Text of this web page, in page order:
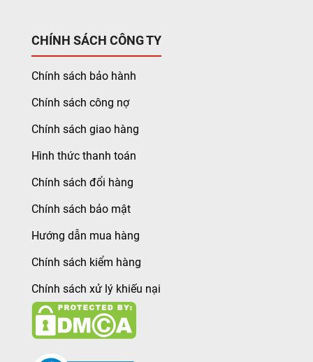
CHÍNH SÁCH CÔNG TY
Chính sách bảo hành
Chính sách công nợ
Chính sách giao hàng
Hình thức thanh toán
Chính sách đổi hàng
Chính sách bảo mật
Hướng dẫn mua hàng
Chính sách kiểm hàng
Chính sách xử lý khiếu nại